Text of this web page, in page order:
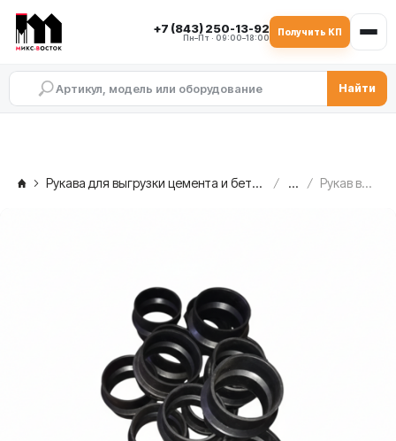
+7 (843) 250-13-92
Пн–Пт · 09:00–18:00
Получить КП
Найти
Рукава для выгрузки цемента и бетона ... Рукав выгрузки из дозатора в смеситель 320/160 мм